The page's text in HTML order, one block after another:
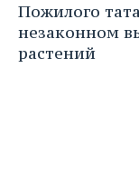
Пожилого
незаконном
растений